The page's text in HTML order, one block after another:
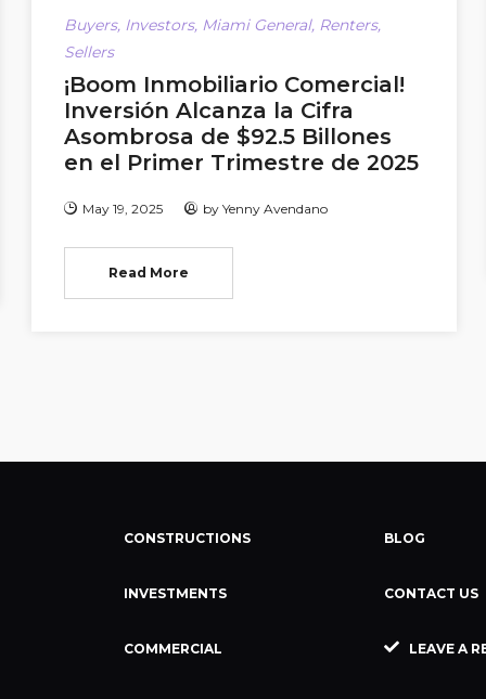
Buyers, Investors, Miami General, Renters,
Sellers
¡Boom Inmobiliario Comercial!
Inversión Alcanza la Cifra
Asombrosa de $92.5 Billones
en el Primer Trimestre de 2025
May 19, 2025 byYenny Avendano
Read More
CONSTRUCTIONS
INVESTMENTS
COMMERCIAL
BLOG
CONTACT US
LEAVE A